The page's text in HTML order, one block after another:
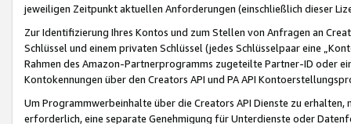
jeweiligen Zeitpunkt aktuellen Anforderungen (einschließlich dieser
Zur Identifizierung Ihres Kontos und zum Stellen von Anfragen an
Schlüssel und einem privaten Schlüssel (jedes Schlüsselpaar eine
Rahmen des Amazon-Partnerprogramms zugeteilte Partner-ID oder
Kontokennungen über den Creators API und PA API
Um Programmwerbeinhalte über die Creators API Dienste zu
erforderlich, eine separate Genehmigung für Unterdienste oder